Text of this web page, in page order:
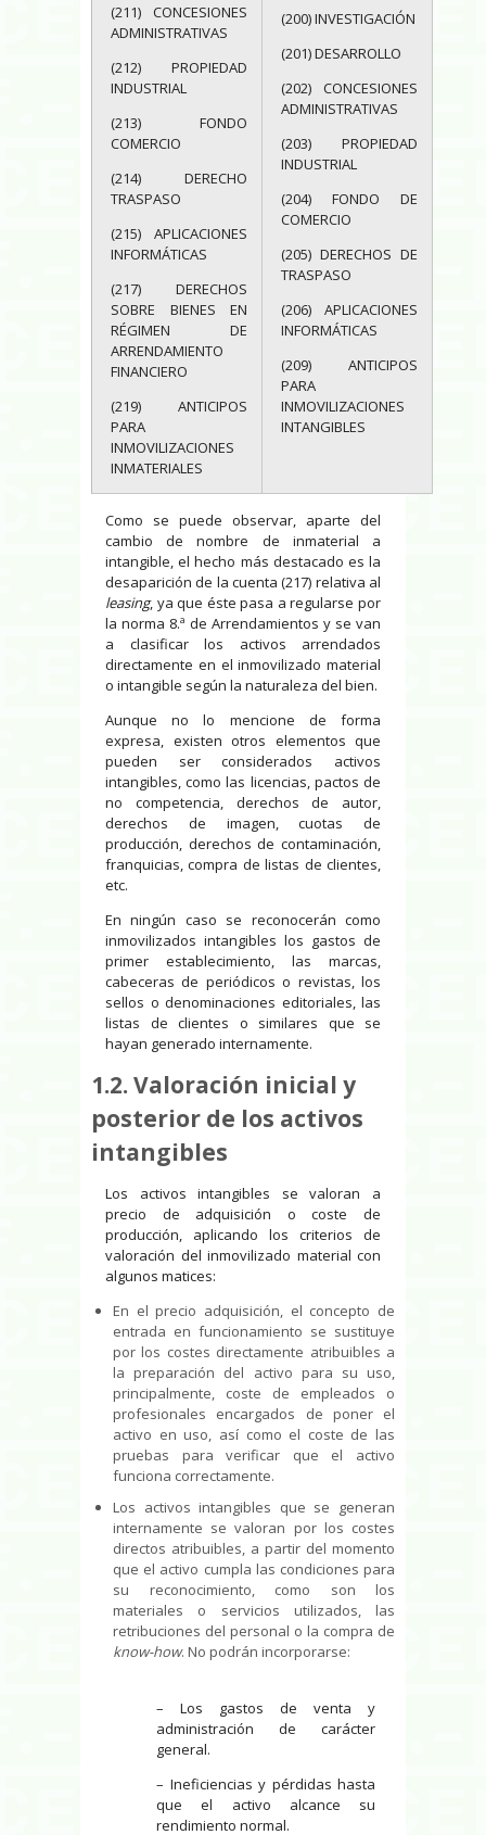
(211) CONCESIONES
ADMINISTRATIVAS
(212) PROPIEDAD
INDUSTRIAL
(213) FONDO
COMERCIO
(214) DERECHO
TRASPASO
(215) APLICACIONES
INFORMÁTICAS
(217) DERECHOS
SOBRE BIENES EN
RÉGIMEN DE
ARRENDAMIENTO
FINANCIERO
(219) ANTICIPOS
PARA
INMOVILIZACIONES
INMATERIALES
(200) INVESTIGACIÓN
(201) DESARROLLO
(202) CONCESIONES
ADMINISTRATIVAS
(203) PROPIEDAD
INDUSTRIAL
(204) FONDO DE
COMERCIO
(205) DERECHOS DE
TRASPASO
(206) APLICACIONES
INFORMÁTICAS
(209) ANTICIPOS
PARA
INMOVILIZACIONES
INTANGIBLES
Como se puede observar, aparte del
cambio de nombre de inmaterial a
intangible, el hecho más destacado es la
desaparición de la cuenta (217) relativa al
leasing, ya que éste pasa a regularse por
la norma 8.ª de Arrendamientos y se van
a clasificar los activos arrendados
directamente en el inmovilizado material
o intangible según la naturaleza del bien.
Aunque no lo mencione de forma
expresa, existen otros elementos que
pueden ser considerados activos
intangibles, como las licencias, pactos de
no competencia, derechos de autor,
derechos de imagen, cuotas de
producción, derechos de contaminación,
franquicias, compra de listas de clientes,
etc.
En ningún caso se reconocerán como
inmovilizados intangibles los gastos de
primer establecimiento, las marcas,
cabeceras de periódicos o revistas, los
sellos o denominaciones editoriales, las
listas de clientes o similares que se
hayan generado internamente.
1.2. Valoración inicial y
posterior de los activos
intangibles
Los activos intangibles se valoran a
precio de adquisición o coste de
producción, aplicando los criterios de
valoración del inmovilizado material con
algunos matices:
En el precio adquisición, el concepto de
entrada en funcionamiento se sustituye
por los costes directamente atribuibles a
la preparación del activo para su uso,
principalmente, coste de empleados o
profesionales encargados de poner el
activo en uso, así como el coste de las
pruebas para verificar que el activo
funciona correctamente.
Los activos intangibles que se generan
internamente se valoran por los costes
directos atribuibles, a partir del momento
que el activo cumpla las condiciones para
su reconocimiento, como son los
materiales o servicios utilizados, las
retribuciones del personal o la compra de
know-how. No podrán incorporarse:
– Los gastos de venta y
administración de carácter
general.
– Ineficiencias y pérdidas hasta
que el activo alcance su
rendimiento normal.